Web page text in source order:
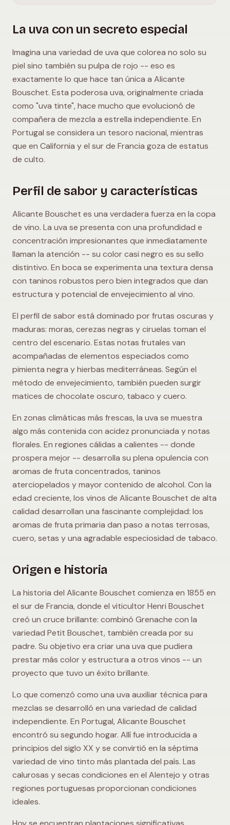
La uva con un secreto especial
Imagina una variedad de uva que colorea no solo su
piel sino también su pulpa de rojo -- eso es
exactamente lo que hace tan única a Alicante
Bouschet. Esta poderosa uva, originalmente criada
como "uva tinte", hace mucho que evolucionó de
compañera de mezcla a estrella independiente. En
Portugal se considera un tesoro nacional, mientras
que en California y el sur de Francia goza de estatus
de culto.
Perfil de sabor y características
Alicante Bouschet es una verdadera fuerza en la copa
de vino. La uva se presenta con una profundidad e
concentración impresionantes que inmediatamente
llaman la atención -- su color casi negro es su sello
distintivo. En boca se experimenta una textura densa
con taninos robustos pero bien integrados que dan
estructura y potencial de envejecimiento al vino.
El perfil de sabor está dominado por frutas oscuras y
maduras: moras, cerezas negras y ciruelas toman el
centro del escenario. Estas notas frutales van
acompañadas de elementos especiados como
pimienta negra y hierbas mediterráneas. Según el
método de envejecimiento, también pueden surgir
matices de chocolate oscuro, tabaco y cuero.
En zonas climáticas más frescas, la uva se muestra
algo más contenida con acidez pronunciada y notas
florales. En regiones cálidas a calientes -- donde
prospera mejor -- desarrolla su plena opulencia con
aromas de fruta concentrados, taninos
aterciopelados y mayor contenido de alcohol. Con la
edad creciente, los vinos de Alicante Bouschet de alta
calidad desarrollan una fascinante complejidad: los
aromas de fruta primaria dan paso a notas terrosas,
cuero, setas y una agradable especiosidad de tabaco.
Origen e historia
La historia del Alicante Bouschet comienza en 1855 en
el sur de Francia, donde el viticultor Henri Bouschet
creó un cruce brillante: combinó Grenache con la
variedad Petit Bouschet, también creada por su
padre. Su objetivo era criar una uva que pudiera
prestar más color y estructura a otros vinos -- un
proyecto que tuvo un éxito brillante.
Lo que comenzó como una uva auxiliar técnica para
mezclas se desarrolló en una variedad de calidad
independiente. En Portugal, Alicante Bouschet
encontró su segundo hogar. Allí fue introducida a
principios del siglo XX y se convirtió en la séptima
variedad de vino tinto más plantada del país. Las
calurosas y secas condiciones en el Alentejo y otras
regiones portuguesas proporcionan condiciones
ideales.